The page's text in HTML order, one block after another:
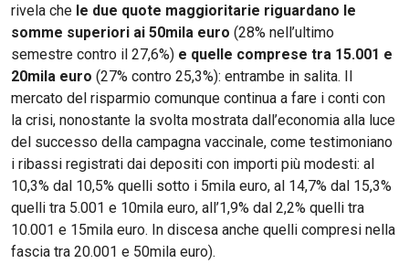
rivela che le due quote maggioritarie riguardano le
somme superiori ai 50mila euro (28% nell’ultimo
semestre contro il 27,6%) e quelle comprese tra 15.001 e
20mila euro (27% contro 25,3%): entrambe in salita. Il
mercato del risparmio comunque continua a fare i conti con
la crisi, nonostante la svolta mostrata dall’economia alla luce
del successo della campagna vaccinale, come testimoniano
i ribassi registrati dai depositi con importi più modesti: al
10,3% dal 10,5% quelli sotto i 5mila euro, al 14,7% dal 15,3%
quelli tra 5.001 e 10mila euro, all’1,9% dal 2,2% quelli tra
10.001 e 15mila euro. In discesa anche quelli compresi nella
fascia tra 20.001 e 50mila euro).